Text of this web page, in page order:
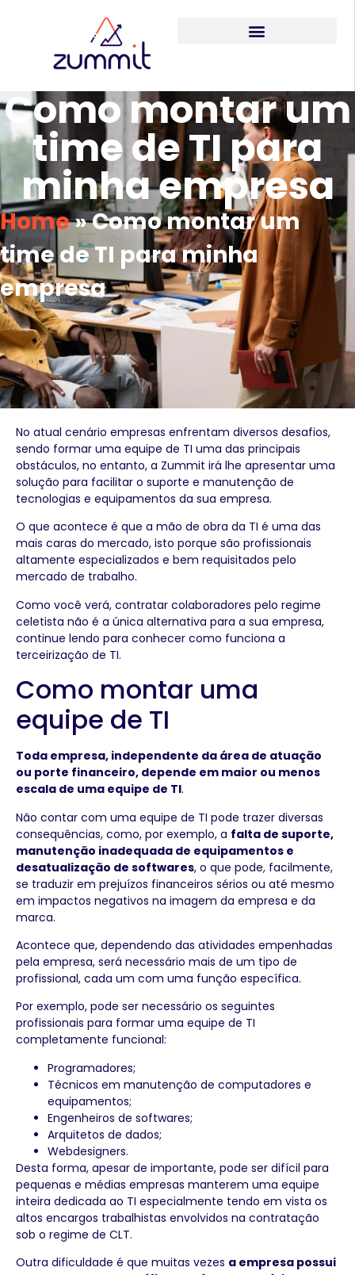
Como montar um
time de TI para
minha empresa
Home»Como montar um
time de TI para minha
empresa
No atual cenário empresas enfrentam diversos desafios,
sendo formar uma equipe de TI uma das principais
obstáculos, no entanto, a Zummit irá lhe apresentar uma
solução para facilitar o suporte e manutenção de
tecnologias e equipamentos da sua empresa.
O que acontece é que a mão de obra da TI é uma das
mais caras do mercado, isto porque são profissionais
altamente especializados e bem requisitados pelo
mercado de trabalho.
Como você verá, contratar colaboradores pelo regime
celetista não é a única alternativa para a sua empresa,
continue lendo para conhecer como funciona a
terceirização de TI.
Como montar uma
equipe de TI
Toda empresa, independente da área de atuação
ou porte financeiro, depende em maior ou menos
escala de uma equipe de TI.
Não contar com uma equipe de TI pode trazer diversas
consequências, como, por exemplo, a falta de suporte,
manutenção inadequada de equipamentos e
desatualização de softwares, o que pode, facilmente,
se traduzir em prejuízos financeiros sérios ou até mesmo
em impactos negativos na imagem da empresa e da
marca.
Acontece que, dependendo das atividades empenhadas
pela empresa, será necessário mais de um tipo de
profissional, cada um com uma função específica.
Por exemplo, pode ser necessário os seguintes
profissionais para formar uma equipe de TI
completamente funcional:
Programadores;
Técnicos em manutenção de computadores e
equipamentos;
Engenheiros de softwares;
Arquitetos de dados;
Webdesigners.
Desta forma, apesar de importante, pode ser difícil para
pequenas e médias empresas manterem uma equipe
inteira dedicada ao TI especialmente tendo em vista os
altos encargos trabalhistas envolvidos na contratação
sob o regime de CLT.
Outra dificuldade é que muitas vezes a empresa possui